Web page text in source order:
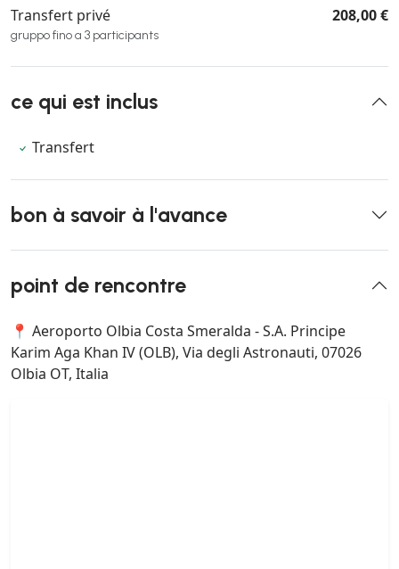
Transfert privé
gruppo fino a 3 participants
208,00 €
ce qui est inclus
Transfert
bon à savoir à l'avance
point de rencontre
📍 Aeroporto Olbia Costa Smeralda - S.A. Principe
Karim Aga Khan IV (OLB), Via degli Astronauti, 07026
Olbia OT, Italia